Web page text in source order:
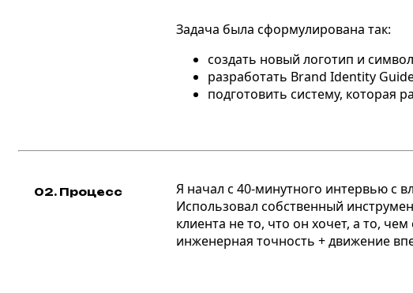
Задача была сформулирована так:
создать новый логотип и
разработать Brand Identity
подготовить систему, которая
02. Процесс
Я начал с 40-минутного интервью с
Использовал собственный
клиента не то, что он хочет, а то,
инженерная точность + движение